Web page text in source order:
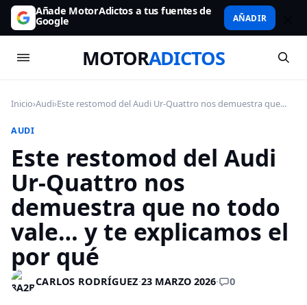
Añade MotorAdictos a tus fuentes de
Google AÑADIR
MOTORADICTOS
Inicio›Audi›Este restomod del Audi Ur-Quattro nos demuestra que...
AUDI
Este restomod del Audi
Ur-Quattro nos
demuestra que no todo
vale… y te explicamos el
por qué
CARLOS RODRÍGUEZ·23 MARZO 2026· 0